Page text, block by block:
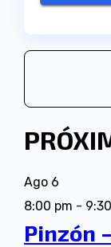
Ago 6
8:00 pm -
Pinzón